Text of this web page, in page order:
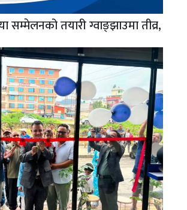
तयारी ग्वाङ्झाउमा तीव्र,